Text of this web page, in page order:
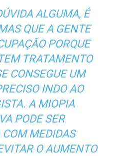
ALGUMA, É
QUE A GENTE
PORQUE
TRATAMENTO
CONSEGUE UM
INDO AO
A MIOPIA
PODE SER
MEDIDAS
O AUMENTO